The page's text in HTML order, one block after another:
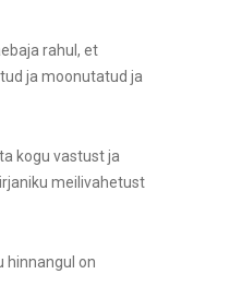
rahul, et
ja moonutatud ja
kogu vastust ja
meilivahetust
hinnangul on